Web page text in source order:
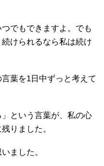
でもできますよ。でも
けられるなら私は続け
葉を1日中ずっと考えて
」という言葉が、私の心
りました。
ました。